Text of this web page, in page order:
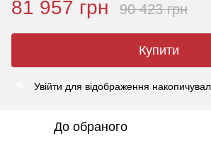
81 957 грн 90 423 грн
Купити
Увійти для відображення
До обраного